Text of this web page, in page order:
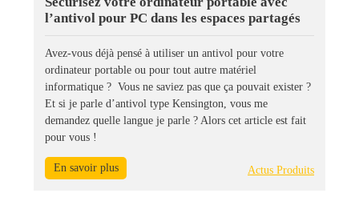
l’antivol pour PC dans les espaces partagés
Avez-vous déjà pensé à utiliser un antivol pour votre
ordinateur portable ou pour tout autre matériel
informatique ? Vous ne saviez pas que ça pouvait exister ?
Et si je parle d’antivol type Kensington, vous me
demandez quelle langue je parle ? Alors cet article est fait
pour vous !
En savoir plus Actus Produits